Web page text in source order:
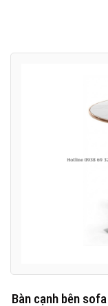
Bàn cạnh bên